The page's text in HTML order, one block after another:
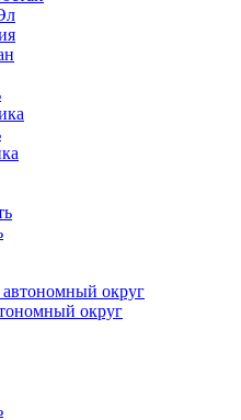
округ
округ